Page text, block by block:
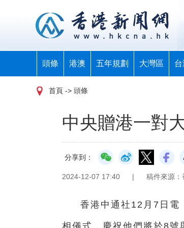
頭條 港澳 五年規劃 大灣區
首頁 -> 頭條
中央贈港一對
分享到：
2024-12-07 17:40 | 稿件來源：
香港中通社12月7日電
相儀式，慶祝他們將於8號